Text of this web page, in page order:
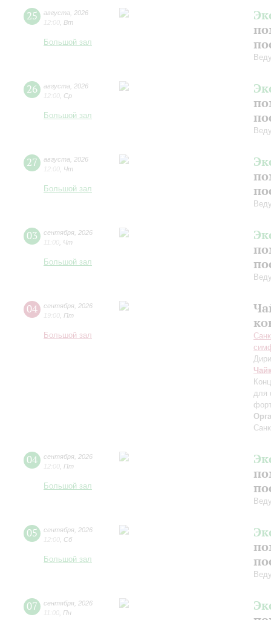
25 августа
2026
12:00 Вт
Большой зал
26 августа
2026
12:00 Ср
Большой зал
27 августа
2026
12:00 Чт
Большой зал
03 сентября 2026
11:00 Чт
Большой зал
04 сентября 2026
19:00 Пт
Большой зал
для
04 сентября 2026
12:00 Пт
Большой зал
05 сентября 2026
12:00 Сб
Большой зал
07 сентября 2026
11:00 Пн